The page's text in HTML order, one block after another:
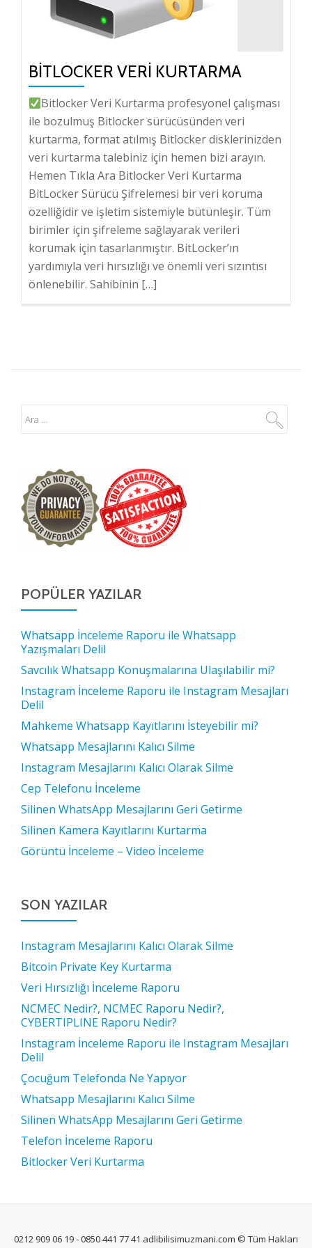
BITLOCKER VERI KURTARMA
Bitlocker Veri Kurtarma profesyonel çalışması
ile bozulmuş Bitlocker sürücüsünden veri
kurtarma, format atılmış Bitlocker disklerinizden
veri kurtarma talebiniz için hemen bizi arayın.
Hemen Tıkla Ara Bitlocker Veri Kurtarma
BitLocker Sürücü Şifrelemesi bir veri koruma
özelliğidir ve işletim sistemiyle bütünleşir. Tüm
birimler için şifreleme sağlayarak verileri
korumak için tasarlanmıştır. BitLocker’ın
yardımıyla veri hırsızlığı ve önemli veri sızıntısı
önlenebilir. Sahibinin […]
POPÜLER YAZILAR
Whatsapp İnceleme Raporu ile Whatsapp
Yazışmaları Delil
Savcılık Whatsapp Konuşmalarına Ulaşılabilir mi?
Instagram İnceleme Raporu ile Instagram Mesajları
Delil
Mahkeme Whatsapp Kayıtlarını İsteyebilir mi?
Whatsapp Mesajlarını Kalıcı Silme
Instagram Mesajlarını Kalıcı Olarak Silme
Cep Telefonu İnceleme
Silinen WhatsApp Mesajlarını Geri Getirme
Silinen Kamera Kayıtlarını Kurtarma
Görüntü İnceleme – Video İnceleme
SON YAZILAR
Instagram Mesajlarını Kalıcı Olarak Silme
Bitcoin Private Key Kurtarma
Veri Hırsızlığı İnceleme Raporu
NCMEC Nedir?, NCMEC Raporu Nedir?,
CYBERTIPLINE Raporu Nedir?
Instagram İnceleme Raporu ile Instagram Mesajları
Delil
Çocuğum Telefonda Ne Yapıyor
Whatsapp Mesajlarını Kalıcı Silme
Silinen WhatsApp Mesajlarını Geri Getirme
Telefon İnceleme Raporu
Bitlocker Veri Kurtarma
0212 909 06 19 - 0850 441 77 41 adlibilisimuzmani.com © Tüm Hakları